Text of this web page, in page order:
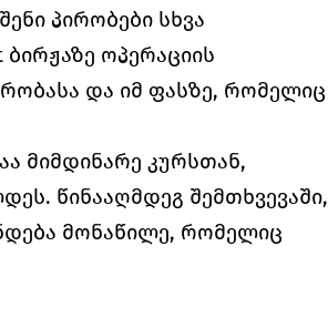
პირობები სხვა
ოპერაციის
და იმ ფასზე, რომელიც
მიმდინარე კურსთან,
წინააღმდეგ შემთხვევაში,
მონაწილე, რომელიც